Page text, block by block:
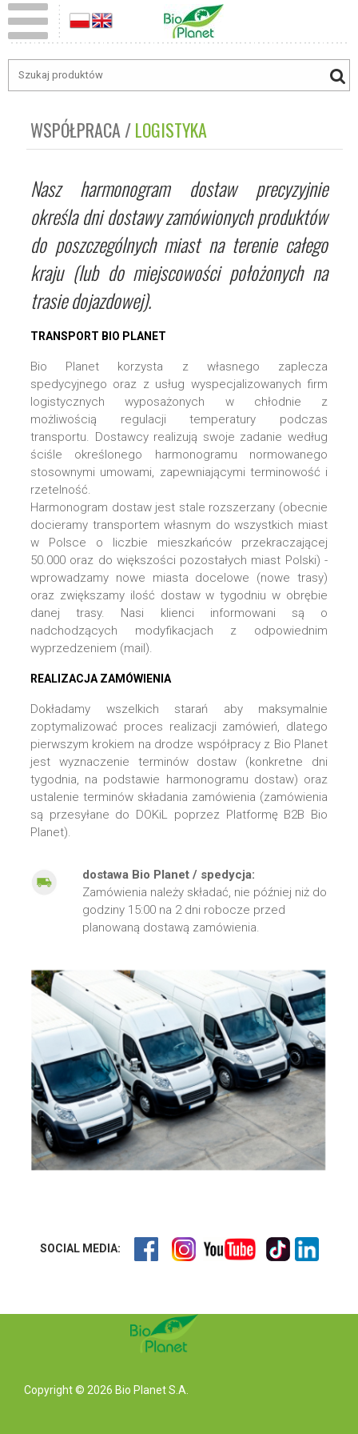
WSPÓŁPRACA LOGISTYKA
Nasz harmonogram dostaw precyzyjnie
określa dni dostawy zamówionych produktów
do poszczególnych miast na terenie całego
kraju (lub do miejscowości położonych na
trasie dojazdowej).
TRANSPORT BIO PLANET
Bio Planet korzysta z własnego zaplecza
spedycyjnego oraz z usług wyspecjalizowanych firm
logistycznych wyposażonych w chłodnie z
możliwością regulacji temperatury podczas
transportu. Dostawcy realizują swoje zadanie według
ściśle określonego harmonogramu normowanego
stosownymi umowami, zapewniającymi terminowość i
rzetelność.
Harmonogram dostaw jest stale rozszerzany (obecnie
docieramy transportem własnym do wszystkich miast
w Polsce o liczbie mieszkańców przekraczającej
50.000 oraz do większości pozostałych miast Polski) -
wprowadzamy nowe miasta docelowe (nowe trasy)
oraz zwiększamy ilość dostaw w tygodniu w obrębie
danej trasy. Nasi klienci informowani są o
nadchodzących modyfikacjach z odpowiednim
wyprzedzeniem (mail).
REALIZACJA ZAMÓWIENIA
Dokładamy wszelkich starań aby maksymalnie
zoptymalizować proces realizacji zamówień, dlatego
pierwszym krokiem na drodze współpracy z Bio Planet
jest wyznaczenie terminów dostaw (konkretne dni
tygodnia, na podstawie harmonogramu dostaw) oraz
ustalenie terminów składania zamówienia (zamówienia
są przesyłane do DOKiL poprzez Platformę B2B Bio
Planet).
dostawa Bio Planet / spedycja:
Zamówienia należy składać, nie później niż do
godziny 15:00 na 2 dni robocze przed
planowaną dostawą zamówienia.
SOCIAL MEDIA:
Copyright © 2026 Bio Planet S.A.